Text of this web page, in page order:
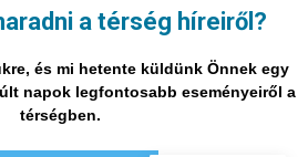
a térség híreiről?
és mi hetente küldünk Önnek egy
napok legfontosabb eseményeiről a
térségben.
gyorshajtót és ittas sofőrt szűrtek ki
útjain –...